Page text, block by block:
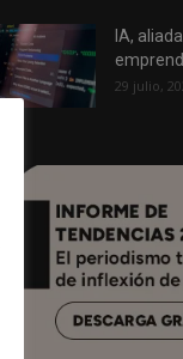
IA,
29 julio,